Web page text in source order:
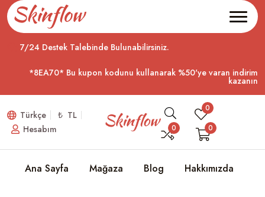
7/24 Destek Talebinde Bulunabilirsiniz.
*8EA70* Bu kupon kodunu kullanarak %50'ye varan indirim
kazanın
Türkçe
₺ TL
Hesabım
0
0
0
Ana Sayfa Mağaza Blog Hakkımızda